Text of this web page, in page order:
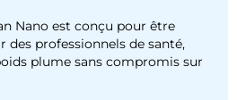
Nano est conçu pour être
des professionnels de santé,
plume sans compromis sur